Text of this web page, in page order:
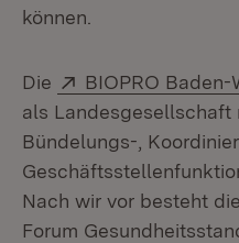
können.
Die Extern:
BIOPRO
als Landesgesellschaft
Bündelungs-,
Nach wir vor besteht
Forum